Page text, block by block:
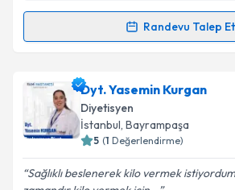
kapsamda işlenmesini kabul
Randevu Talep Et
Randevu Takvimi Talebi
Dyt. Yasin Güngöriçin randevu
oluşturun. Size bu uzmandan
takvim hazırlandığında e-posta ile
Dyt. Yasemin Kurgan
Diyetisyen
İstanbul, Bayrampaşa
5 (1 Değerlendirme)
Sağlıklı beslenerek kilo vermek